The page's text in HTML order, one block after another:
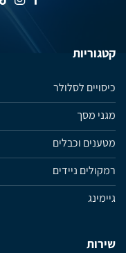
קטגוריות
כיסויים לסלולר
מגני מסך
מטענים וכבלים
רמקולים ניידים
גיימינג
שירות